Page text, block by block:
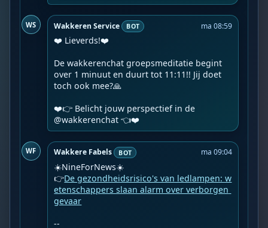
WS Wakkeren Service BOT ma 08:59
❤️ Lieverds!❤️
De wakkerenchat groepsmeditatie begint
over 1 minuut en duurt tot 11:11!! Jij doet
toch ook mee?🙏
❤️👉 Belicht jouw perspectief in de
@wakkerenchat 👈❤️️
WF Wakkere Fabels BOT ma 09:04
☀️NineForNews☀️
👉De gezondheidsrisico's van ledlampen: w
etenschappers slaan alarm over verborgen
gevaar
--